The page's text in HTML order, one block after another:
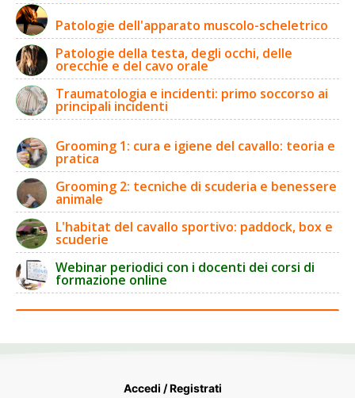
Patologie dell'apparato muscolo-scheletrico
Patologie della testa, degli occhi, delle
orecchie e del cavo orale
Traumatologia e incidenti: primo soccorso ai
principali incidenti
Grooming 1: cura e igiene del cavallo: teoria e
pratica
Grooming 2: tecniche di scuderia e benessere
animale
L'habitat del cavallo sportivo: paddock, box e
scuderie
Webinar periodici con i docenti dei corsi di
formazione online
Accedi / Registrati